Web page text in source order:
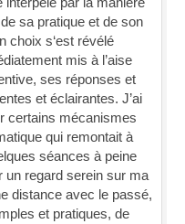
sa pratique et de son
choix s‘est révélé
mis à l’aise
ses réponses et
et éclairantes. J’ai
certains mécanismes
qui remontait à
séances à peine
un regard serein sur ma
distance avec le passé,
et pratiques, de